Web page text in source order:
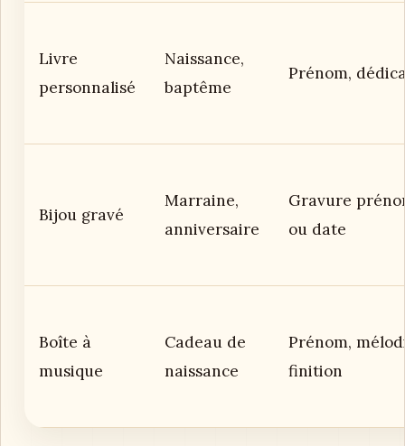
Livre
personnalisé
Naissance,
baptême
Prénom,
Bijou gravé
Marraine,
anniversaire
Gravure
ou date
Boîte à
musique
Cadeau de
naissance
Prénom,
finition